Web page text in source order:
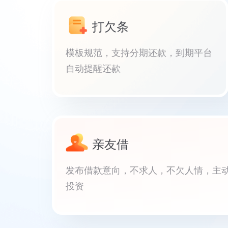
打欠条
模板规范，支持分期还款，到期平台
自动提醒还款
亲友借
发布借款意向，不求人，不欠人情，主
投资